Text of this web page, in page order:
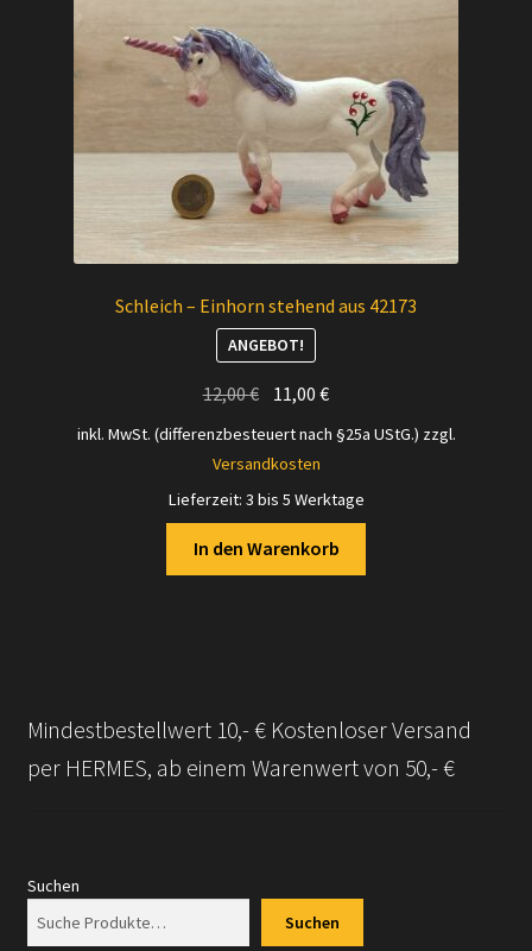
Schleich – Einhorn stehend aus 42173
ANGEBOT!
12,00€ Ursprünglicher
war:
11,00€Aktueller
inkl. MwSt. (differenzbesteuert nach §25a UStG.) zzgl.
Versandkosten
Lieferzeit: 3 bis 5 Werktage
In den Warenkorb
Mindestbestellwert 10,- € Kostenloser Versand
per HERMES, ab einem Warenwert von 50,- €
Suchen
Suchen